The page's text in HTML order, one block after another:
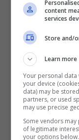
approdare in
nerazzurri
di una
vista la
e nel 2025,
potrebbero
content
services
Store and/
Learn more
Your personal
your device
data) may be
partners, or used
may use precise
Some vendors
of legitimate
your options